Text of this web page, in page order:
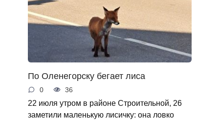
По Оленегорску бегает лиса
0 36
22 июля утром в районе Строительной, 26
заметили маленькую лисичку: она ловко